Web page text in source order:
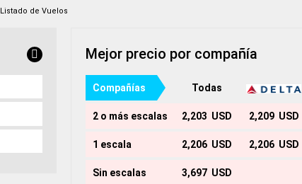
Listado de Vuelos
Mejor precio por compañía
Compañías Todas
2 o más escalas 2,203 USD 2,209 USD
1 escala 2,206 USD 2,206 USD
Sin escalas 3,697 USD